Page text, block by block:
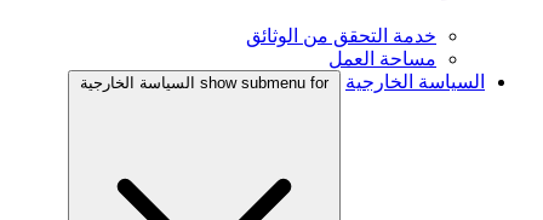
خدمة التحقق من الوثائق
مساحة العمل
السياسة الخارجية
show submenu for السياسة الخارجية